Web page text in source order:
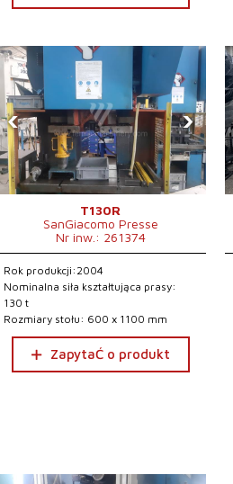
‹ ›
T130R
SanGiacomo Presse
Nr inw.: 261374
Rok produkcji:2004
Nominalna siła kształtująca prasy:
130 t
Rozmiary stołu: 600 x 1100 mm
ZapytaĆ o produkt